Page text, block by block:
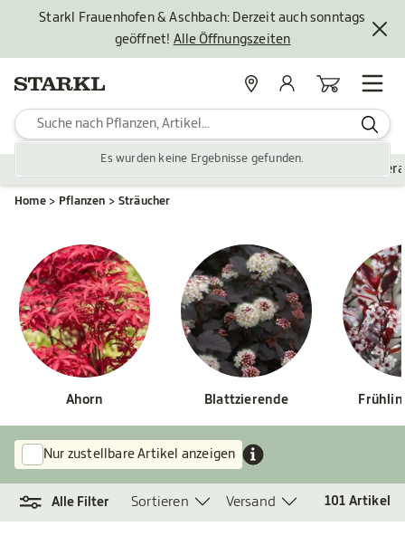
Starkl Frauenhofen & Aschbach: Derzeit auch sonntags
geöffnet! Alle Öffnungszeiten
Es wurden keine Ergebnisse gefunden.
StandorteMein KontoWarenkorb
Zubehör Gartengestaltung
Home Pflanzen Sträucher
Ahorn Blattzierende
Nur zustellbare Artikel anzeigen
Alle Filter Sortieren Versand 101 Artikel